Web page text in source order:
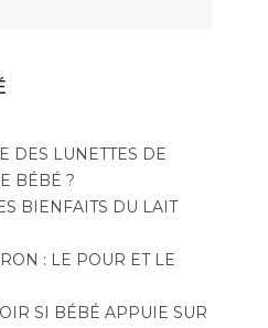
DES LUNETTES DE
BÉBÉ ?
BIENFAITS DU LAIT
: LE POUR ET LE
SI BÉBÉ APPUIE SUR